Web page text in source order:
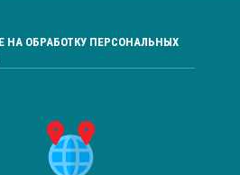
НА ОБРАБОТКУ ПЕРСОНАЛЬНЫХ